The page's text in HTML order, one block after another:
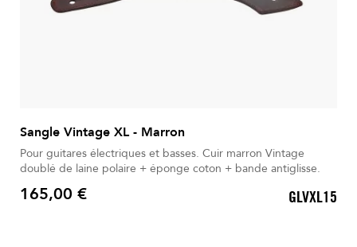
Sangle Vintage XL - Marron
Pour guitares électriques et basses. Cuir marron Vintage
doublé de laine polaire + éponge coton + bande antiglisse.
Prix
165,00 € GLVXL15